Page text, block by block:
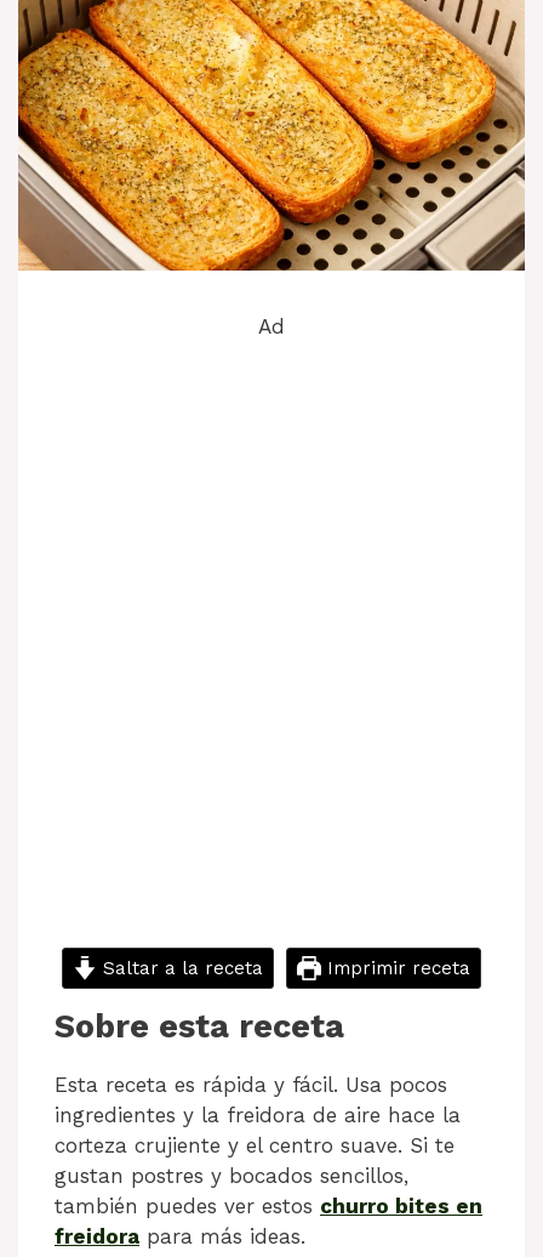
Ad
Saltar a la receta Imprimir receta
Sobre esta receta
Esta receta es rápida y fácil. Usa pocos
ingredientes y la freidora de aire hace la
corteza crujiente y el centro suave. Si te
gustan postres y bocados sencillos,
también puedes ver estos churro bites en
freidora para más ideas.